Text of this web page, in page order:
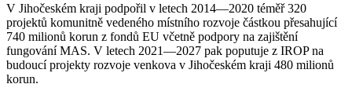
V Jihočeském kraji podpořil v letech 2014—2020 téměř 320
projektů komunitně vedeného místního rozvoje částkou přesahující
740 milionů korun z fondů EU včetně podpory na zajištění
fungování MAS. V letech 2021—2027 pak poputuje z IROP na
budoucí projekty rozvoje venkova v Jihočeském kraji 480 milionů
korun.